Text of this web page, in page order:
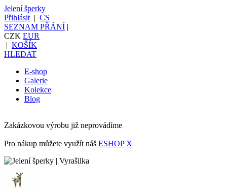
Jelení šperky
Přihlásit | CS
SEZNAM PŘÁNÍ |
CZK EUR
| KOŠÍK
HLEDAT
E-shop
Galerie
Kolekce
Blog
Zakázkovou výrobu již neprovádíme
Pro nákup můžete využít náš ESHOP X